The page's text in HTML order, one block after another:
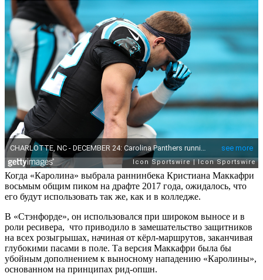
Когда «Каролина» выбрала раннинбека Кристиана Маккафри
восьмым общим пиком на драфте 2017 года, ожидалось, что
его будут использовать так же, как и в колледже.
В «Стэнфорде», он использовался при широком выносе и в
роли ресивера, что приводило в замешательство защитников
на всех розыгрышах, начиная от кёрл-маршрутов, заканчивая
глубокими пасами в поле. Та версия Маккафри была бы
убойным дополнением к выносному нападению «Каролины»,
основанном на принципах рид-опшн.